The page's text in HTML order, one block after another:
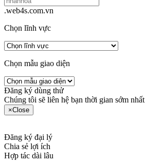
.web4s.com.vn
Chọn lĩnh vực
Chọn mẫu giao diện
Đăng ký dùng thử
Chúng tôi sẽ liên hệ bạn thời gian sớm nhất
×Close
Đăng ký đại lý
Chia sẻ lợi ích
Hợp tác dài lâu